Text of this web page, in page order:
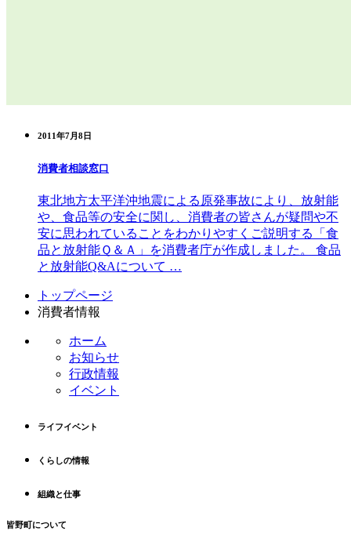
2011年7月8日
消費者相談窓口
東北地方太平洋沖地震による原発事故により、放射能
や、食品等の安全に関し、消費者の皆さんが疑問や不
安に思われていることをわかりやすくご説明する「食
品と放射能Ｑ＆Ａ」を消費者庁が作成しました。 食品
と放射能Q&Aについて …
トップページ
消費者情報
ホーム
お知らせ
行政情報
イベント
ライフイベント
くらしの情報
組織と仕事
皆野町について